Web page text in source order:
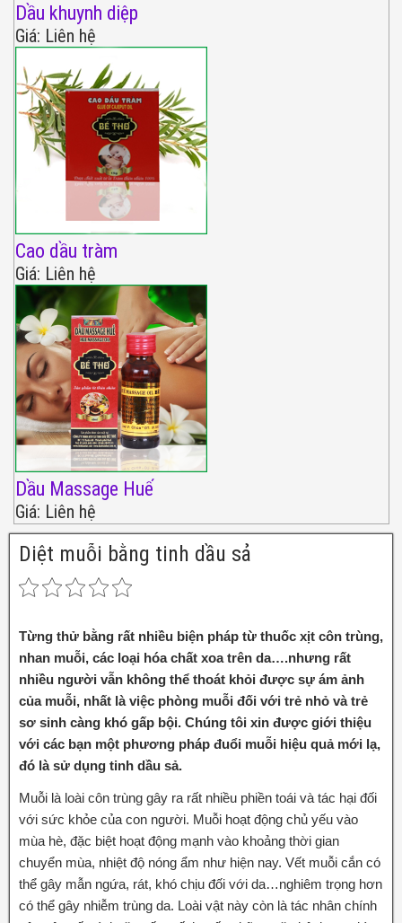
Dầu khuynh diệp
Giá: Liên hệ
Cao dầu tràm
Giá: Liên hệ
Dầu Massage Huế
Giá: Liên hệ
Diệt muỗi bằng tinh dầu sả
Từng thử bằng rất nhiều biện pháp từ thuốc xịt côn trùng,
nhan muỗi, các loại hóa chất xoa trên da….nhưng rất
nhiều người vẫn không thể thoát khỏi được sự ám ảnh
của muỗi, nhất là việc phòng muỗi đối với trẻ nhỏ và trẻ
sơ sinh càng khó gấp bội. Chúng tôi xin được giới thiệu
với các bạn một phương pháp đuổi muỗi hiệu quả mới lạ,
đó là sử dụng tinh dầu sả.
Muỗi là loài côn trùng gây ra rất nhiều phiền toái và tác hại đối
với sức khỏe của con người. Muỗi hoạt động chủ yếu vào
mùa hè, đặc biệt hoạt động mạnh vào khoảng thời gian
chuyển mùa, nhiệt độ nóng ẩm như hiện nay. Vết muỗi cắn có
thể gây mẫn ngứa, rát, khó chịu đối với da…nghiêm trọng hơn
có thể gây nhiễm trùng da. Loài vật này còn là tác nhân chính